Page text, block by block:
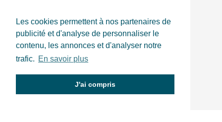
Les cookies permettent à nos partenaires de
publicité et d'analyse de personnaliser le
contenu, les annonces et d'analyser notre
trafic. En savoir plus
J'ai compris